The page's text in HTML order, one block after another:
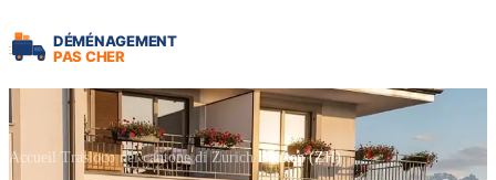
Accueil Trasloco nel cantone di Zurich Benken (ZH)